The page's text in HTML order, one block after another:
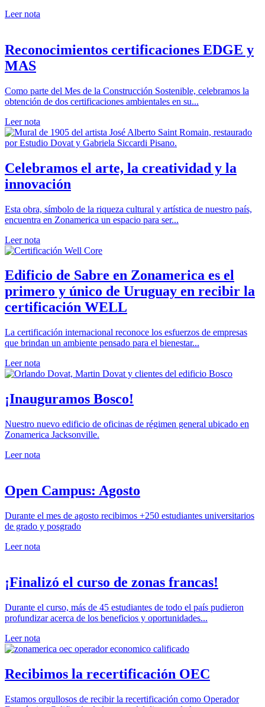
Leer nota
Reconocimientos certificaciones EDGE y
MAS
Como parte del Mes de la Construcción Sostenible, celebramos la
obtención de dos certificaciones ambientales en su...
Leer nota
Celebramos el arte, la creatividad y la
innovación
Esta obra, símbolo de la riqueza cultural y artística de nuestro país,
encuentra en Zonamerica un espacio para ser...
Leer nota
Edificio de Sabre en Zonamerica es el
primero y único de Uruguay en recibir la
certificación WELL
La certificación internacional reconoce los esfuerzos de empresas
que brindan un ambiente pensado para el bienestar...
Leer nota
¡Inauguramos Bosco!
Nuestro nuevo edificio de oficinas de régimen general ubicado en
Zonamerica Jacksonville.
Leer nota
Open Campus: Agosto
Durante el mes de agosto recibimos +250 estudiantes universitarios
de grado y posgrado
Leer nota
¡Finalizó el curso de zonas francas!
Durante el curso, más de 45 estudiantes de todo el país pudieron
profundizar acerca de los beneficios y oportunidades...
Leer nota
Recibimos la recertificación OEC
Estamos orgullosos de recibir la recertificación como Operador